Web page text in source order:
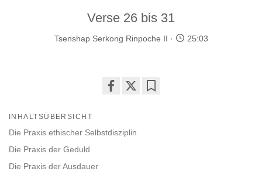
Verse 26 bis 31
Tsenshap Serkong Rinpoche II 25:03
facebook
INHALTSÜBERSICHT
Die Praxis ethischer Selbstdisziplin
Die Praxis der Geduld
Die Praxis der Ausdauer